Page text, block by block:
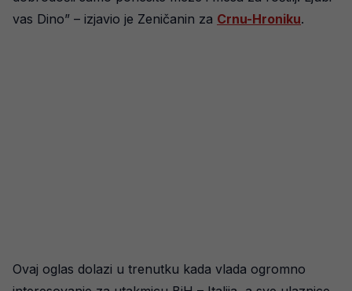
vas Dino” – izjavio je Zeničanin za Crnu-Hroniku.
Ovaj oglas dolazi u trenutku kada vlada ogromno